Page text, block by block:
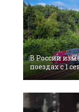
В России
поездах с 1